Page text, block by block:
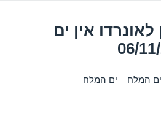
אין ים
ים המלח – ים המלח